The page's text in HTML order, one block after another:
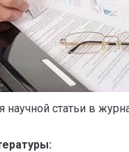
научной статьи в